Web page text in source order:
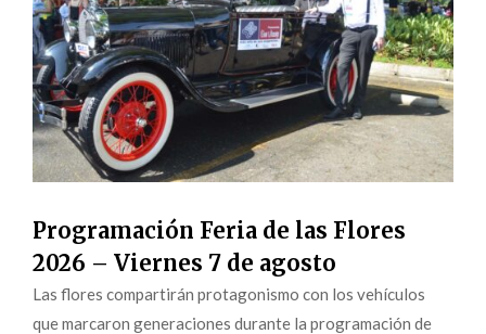
Programación Feria de las Flores
2026 – Viernes 7 de agosto
Las flores compartirán protagonismo con los vehículos
que marcaron generaciones durante la programación de